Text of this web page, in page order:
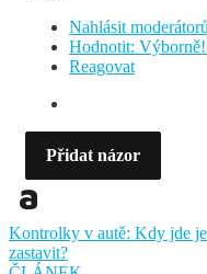
Nahlásit
Hodnotit: Výborně!
Reagovat
Přidat názor
Kontrolky v autě: Kdy jde
zastavit?